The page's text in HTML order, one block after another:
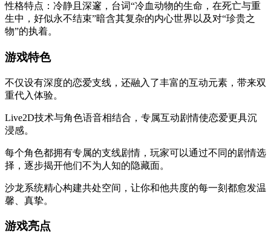
性格特点：冷静且深邃，台词“冷血动物的生命，在死亡与重
生中，好似永不结束”暗含其复杂的内心世界以及对“珍贵之
物”的执着。
游戏特色
不仅设有深度的恋爱支线，还融入了丰富的互动元素，带来双
重代入体验。
Live2D技术与角色语音相结合，专属互动剧情使恋爱更具沉
浸感。
每个角色都拥有专属的支线剧情，玩家可以通过不同的剧情选
择，逐步揭开他们不为人知的隐藏面。
沙龙系统精心构建共处空间，让你和他共度的每一刻都愈发温
馨、真挚。
游戏亮点